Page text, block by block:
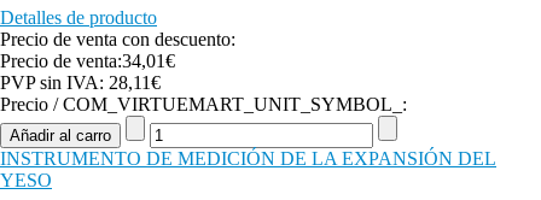
Detalles de producto
Precio de venta con descuento:
Precio de venta:34,01€
PVP sin IVA: 28,11€
Precio / COM_VIRTUEMART_UNIT_SYMBOL_:
INSTRUMENTO DE MEDICIÓN DE LA EXPANSIÓN DEL
YESO